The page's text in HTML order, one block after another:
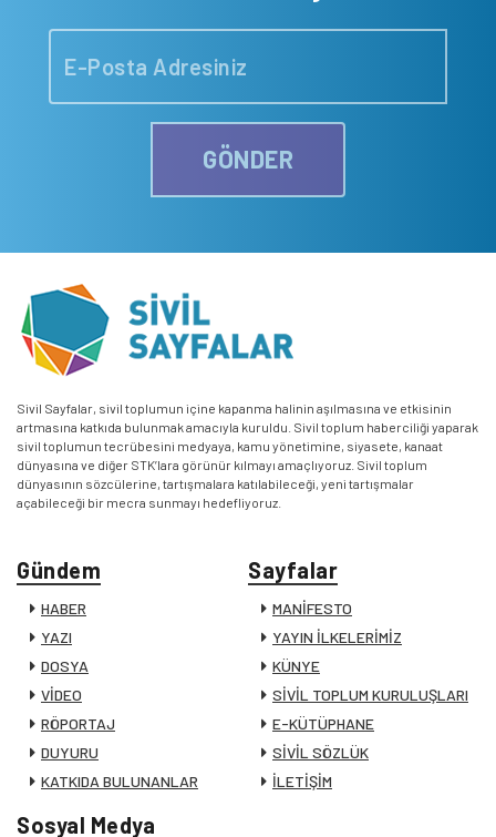
GÖNDER
Sivil Sayfalar, sivil toplumun içine kapanma halinin aşılmasına ve etkisinin
artmasına katkıda bulunmak amacıyla kuruldu. Sivil toplum haberciliği yaparak
sivil toplumun tecrübesini medyaya, kamu yönetimine, siyasete, kanaat
dünyasına ve diğer STK’lara görünür kılmayı amaçlıyoruz. Sivil toplum
dünyasının sözcülerine, tartışmalara katılabileceği, yeni tartışmalar
açabileceği bir mecra sunmayı hedefliyoruz.
Gündem
HABER
YAZI
DOSYA
VİDEO
RÖPORTAJ
DUYURU
KATKIDA BULUNANLAR
Sayfalar
MANİFESTO
YAYIN İLKELERİMİZ
KÜNYE
SİVİL TOPLUM KURULUŞLARI
E-KÜTÜPHANE
SİVİL SÖZLÜK
İLETİŞİM
Sosyal Medya